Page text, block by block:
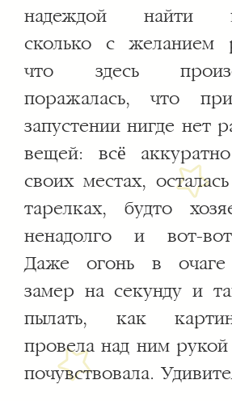
надеждой найти
сколько с желанием
что здесь
поражалась, что
запустении нигде нет
вещей: всё
своих местах,
тарелках, будто
ненадолго и вот-
Даже огонь в
замер на секунду и
пылать, как
провела над ним
почувствовала.